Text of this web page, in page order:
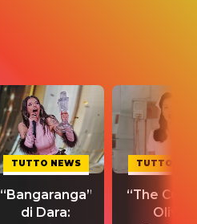
TUTTO NEWS
“Bangaranga”
di Dara:
TUTTO
“The
Olivia